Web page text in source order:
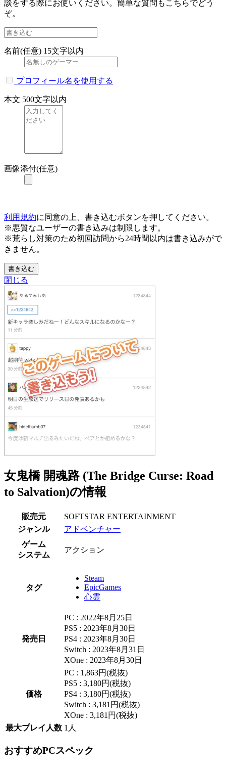
談をする際にお使いください。簡単な質問もこちらでどう
ぞ。
名前(任意) 15文字以内
プロフィール名を使用する
本文 500文字以内
画像添付(任意)
利用規約に同意の上、書き込むボタンを押してください。
※悪質なユーザーの書き込みは制限します。
※荒らし対策のため初回訪問から24時間以内は書き込みがで
きません。
書き込む
閉じる
女鬼橋 開魂路 (The Bridge Curse: Road
to Salvation)の情報
販売元
SOFTSTAR ENTERTAINMENT
ジャンル
アドベンチャー
ゲーム
システム
アクション
タグ
Steam
EpicGames
心霊
発売日
PC : 2022年8月25日
PS5 : 2023年8月30日
PS4 : 2023年8月30日
Switch : 2023年8月31日
XOne : 2023年8月30日
価格
PC : 1,863円(税抜)
PS5 : 3,180円(税抜)
PS4 : 3,180円(税抜)
Switch : 3,181円(税抜)
XOne : 3,181円(税抜)
最大プレイ人数 1人
おすすめPCスペック